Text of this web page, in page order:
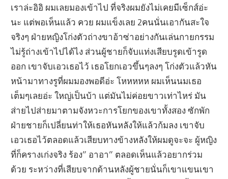
เราล่ะอิอิ ผมเลยมองเข้าไป ที่จริงผมยังไม่เคยมีเซ็กส์อ่ะ
นะ แต่พอเห็นแล้ว ควย ผมแข็งเลย 2คนนั่นเอากันสะใจ
จริงๆ ฝ่ายหญิงโก่งตัวถ่างขาอ้าซ่าอย่างกันเล่นกายกรรม
ไม่รู้ถ่างเข้าไปได้ไง ส่วนผู้ชายก็จับแท่งเสียบรูดเข้ารูด
ออก เขาจับเอวเธอไว้ เธอโยกเอวขึ้นๆลงๆ โก่งตัวแล้วหัน
หน้ามาทางรูที่ผมมองพอดีอ่ะ โหหหหห ผมเห็นนมเธอ
เต็มๆเลยอ่ะ ใหญ่เป็นบ้า แต่มันไม่ค่อยขาวเท่าไหร่ มัน
ส่ายไปส่ายมาตามจังหวะการโยกของเขาทั้งสอง ซักพัก
ฝ่ายชายก็เปลี่ยนท่าให้เธอหันหลังให้แล้วก้มลง เขาจับ
เอวเธอไว้ตลอดแล้วเสียบทางข้างหลังให้ผมดูจะจะ ผู้หญิง
ที่ก็ครางเก่งจริง ร้อง” อาอา” ตลอดเห็นแล้วอยากร่วม
ด้วย ระหว่างที่เสียบจากด้านหลังผู้ชายนั่นก็เขาแขนเขา